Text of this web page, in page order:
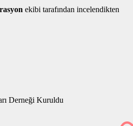
ekibi tarafından incelendikten
Derneği Kuruldu